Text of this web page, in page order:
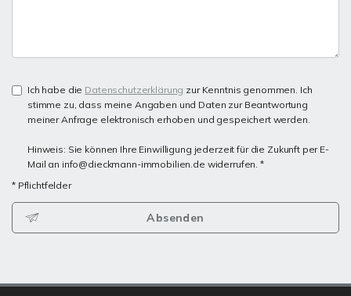
Ich habe die Datenschutzerklärung zur Kenntnis genommen. Ich
stimme zu, dass meine Angaben und Daten zur Beantwortung
meiner Anfrage elektronisch erhoben und gespeichert werden.
Hinweis: Sie können Ihre Einwilligung jederzeit für die Zukunft per E-
Mail an info@dieckmann-immobilien.de widerrufen. *
* Pflichtfelder
Absenden